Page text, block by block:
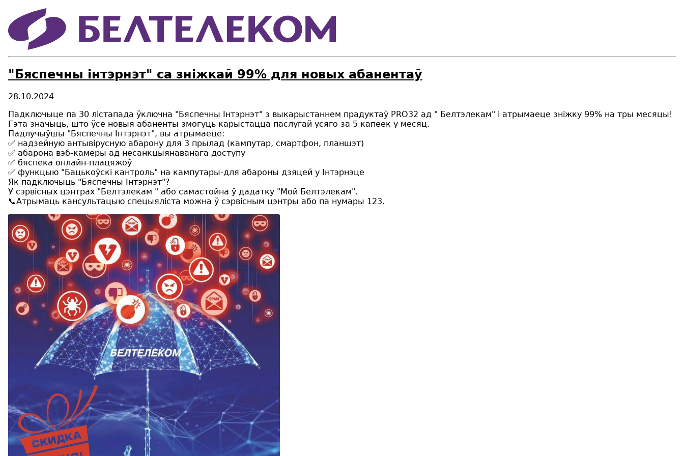
"Бяспечны інтэрнэт" са зніжкай 99% для новых абанентаў
28.10.2024
Падключыце па 30 лістапада ўключна "Бяспечны Інтэрнэт" з выкарыстаннем прадуктаў PRO32 ад " Белтэлекам" і атрымаеце зніжку 99% на тры месяцы!
Гэта значыць, што ўсе новыя абаненты змогуць карыстацца паслугай усяго за 5 капеек у месяц.
Падлучыўшы "Бяспечны Інтэрнэт", вы атрымаеце:
✅ надзейную антывірусную абарону для 3 прылад (кампутар, смартфон, планшэт)
✅ абарона вэб-камеры ад несанкцыянаванага доступу
✅ бяспека онлайн-плацяжоў
✅ функцыю "Бацькоўскі кантроль" на кампутары-для абароны дзяцей у Інтэрнэце
Як падключыць "Бяспечны Інтэрнэт"?
У сэрвісных цэнтрах "Белтэлекам " або самастойна ў дадатку "Мой Белтэлекам".
📞Атрымаць кансультацыю спецыяліста можна ў сэрвісным цэнтры або па нумары 123.